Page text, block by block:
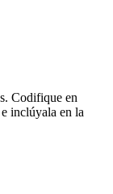
Codifique en
e inclúyala en la